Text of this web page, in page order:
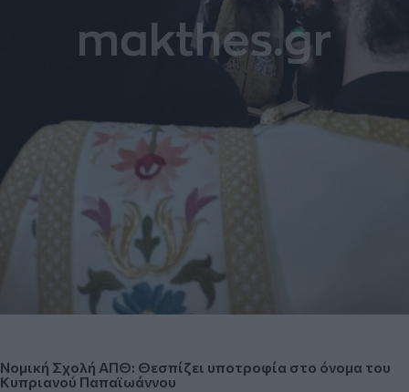
Νομική Σχολή ΑΠΘ: Θεσπίζει υποτροφία στο όνομα του
Κυπριανού Παπαϊωάννου